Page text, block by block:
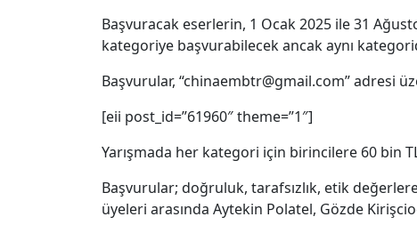
Başvuracak eserlerin, 1 Ocak 2025 ile 31
kategoriye başvurabilecek ancak aynı
Başvurular, “chinaembtr@gmail.com” adresi
[eii post_id=”61960″ theme=”1″]
Yarışmada her kategori için birincilere 60 bin
Başvurular; doğruluk, tarafsızlık, etik
üyeleri arasında Aytekin Polatel, Gözde